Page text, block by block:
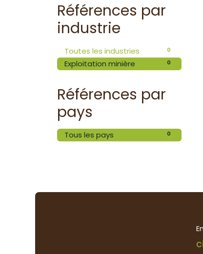
Références par
industrie
0
Toutes les industries
0
Exploitation minière
Références par
pays
0
Tous les pays